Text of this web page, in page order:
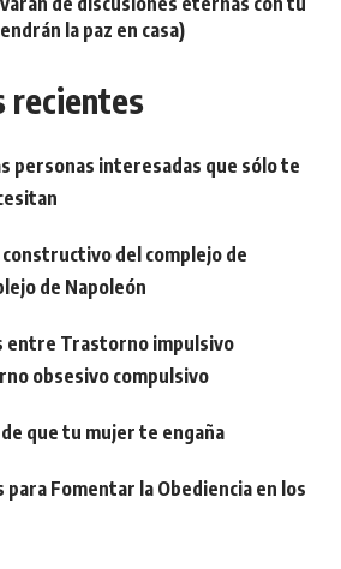
la paz en casa)
recientes
personas interesadas que sólo te
del complejo de
de Napoleón
entre Trastorno impulsivo
obsesivo compulsivo
de que tu mujer te engaña
Fomentar la Obediencia en los